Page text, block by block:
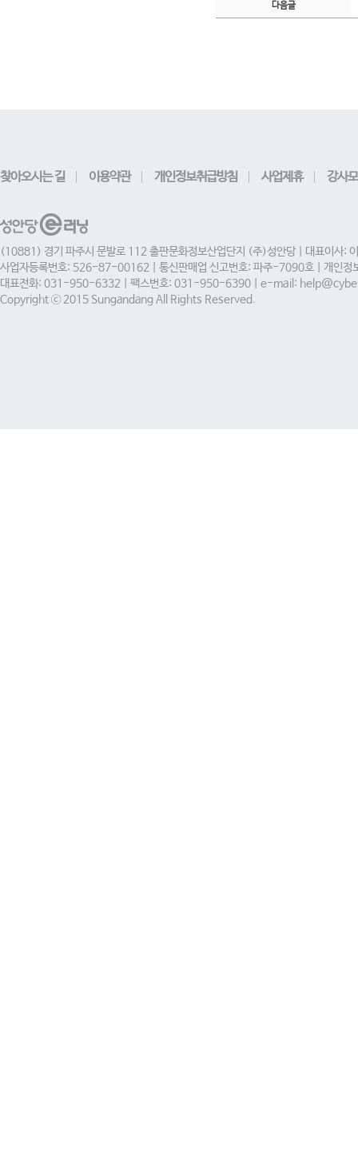
다음글
찾아오시는 길 이용약관 개인정보취급방침 사업제휴 강사
(10881) 경기 파주시 문발로 112 출판문화정보산업단지 (주)성안당 | 대표이사:
사업자등록번호: 526-87-00162 | 통신판매업 신고번호: 파주-7090호 | 개인정
대표전화: 031-950-6332 | 팩스번호: 031-950-6390 | e-mail:
Copyright ⓒ 2015 Sungandang All Rights Reserved.